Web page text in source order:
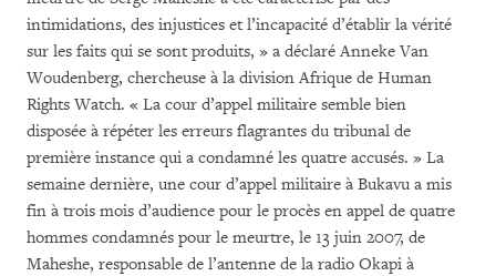
intimidations, des injustices et l’incapacité d’établir la vérité
sur les faits qui se sont produits, » a déclaré Anneke Van
Woudenberg, chercheuse à la division Afrique de Human
Rights Watch. « La cour d’appel militaire semble bien
disposée à répéter les erreurs flagrantes du tribunal de
première instance qui a condamné les quatre accusés. » La
semaine dernière, une cour d’appel militaire à Bukavu a mis
fin à trois mois d’audience pour le procès en appel de quatre
hommes condamnés pour le meurtre, le 13 juin 2007, de
Maheshe, responsable de l’antenne de la radio Okapi à